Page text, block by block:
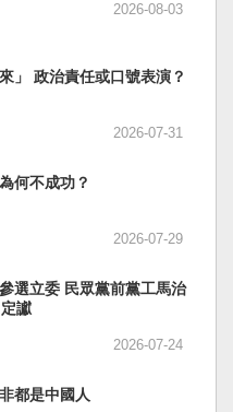
2026-08-03
」 政治責任或口號表演？
2026-07-31
何不成功？
2026-07-29
選立委 民眾黨前黨工馬治
讞
2026-07-24
都是中國人